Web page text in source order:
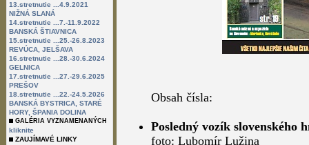
13.stretnutie ...4.9.2021
NIŽNÁ SLANÁ
14.stretnutie ...7.-11.9.2022
BANSKÁ ŠTIAVNICA
15.stretnutie ...25.-26.8.2023
REVÚCA, JELŠAVA
16.stretnutie ...28.-30.6.2024
GELNICA
17.stretnutie ...27.-29.6.2025
PREŠOV
18.stretnutie ...22.-24.5.2026
BANSKÁ BYSTRICA, STARÉ
HORY, ŠPANIA DOLINA
GALÉRIA VYZNAMENANÝCH
kliknite
ZAUJÍMAVÉ LINKY
Obsah čísla:
Posledný vozík slovenského
foto: Lubomír Lužina